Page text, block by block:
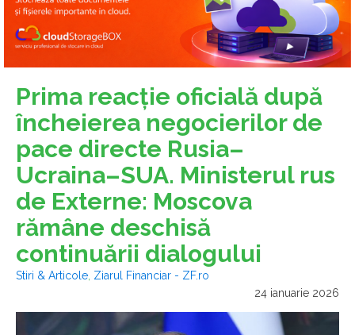
Prima reacţie oficială după
încheierea negocierilor de
pace directe Rusia–
Ucraina–SUA. Ministerul rus
de Externe: Moscova
rămâne deschisă
continuării dialogului
Stiri & Articole Ziarul Financiar - ZF.ro
24 ianuarie 2026